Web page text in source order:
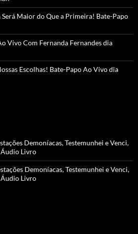
Será Maior do Que a Primeira! Bate-Papo
Vivo Com Fernanda Fernandes dia
Escolhas! Bate-Papo Ao Vivo dia
Demoníacas, Testemunhei e Venci,
Áudio Livro
Demoníacas, Testemunhei e Venci,
Áudio Livro